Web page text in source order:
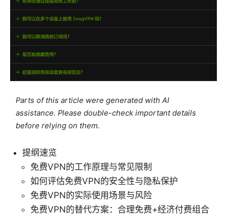
Parts of this article were generated with AI
assistance. Please double-check important details
before relying on them.
提纲速览
免费VPN的工作原理与常见限制
如何评估免费VPN的安全性与隐私保护
免费VPN的实际使用场景与风险
免费VPN的替代方案：合理免费+经济付费组合